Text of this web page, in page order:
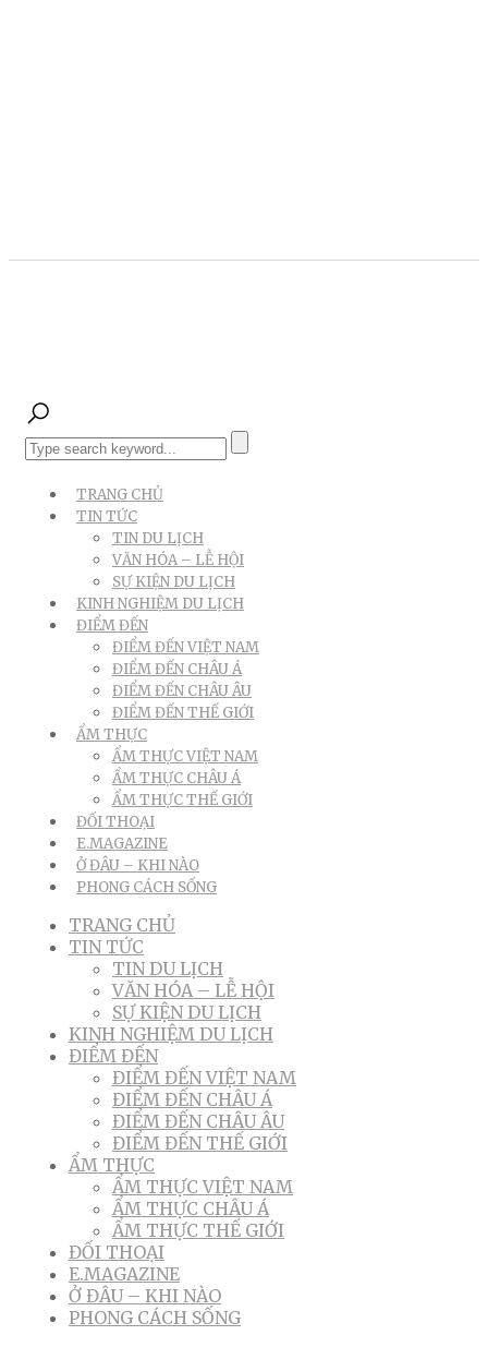
TRANG CHỦ
TIN TỨC
TIN DU LỊCH
VĂN HÓA – LỄ HỘI
SỰ KIỆN DU LỊCH
KINH NGHIỆM DU LỊCH
ĐIỂM ĐẾN
ĐIỂM ĐẾN VIỆT NAM
ĐIỂM ĐẾN CHÂU Á
ĐIỂM ĐẾN CHÂU ÂU
ĐIỂM ĐẾN THẾ GIỚI
ẨM THỰC
ẨM THỰC VIỆT NAM
ẨM THỰC CHÂU Á
ẨM THỰC THẾ GIỚI
ĐỐI THOẠI
E.MAGAZINE
Ở ĐÂU – KHI NÀO
PHONG CÁCH SỐNG
TRANG CHỦ
TIN TỨC
TIN DU LỊCH
VĂN HÓA – LỄ HỘI
SỰ KIỆN DU LỊCH
KINH NGHIỆM DU LỊCH
ĐIỂM ĐẾN
ĐIỂM ĐẾN VIỆT NAM
ĐIỂM ĐẾN CHÂU Á
ĐIỂM ĐẾN CHÂU ÂU
ĐIỂM ĐẾN THẾ GIỚI
ẨM THỰC
ẨM THỰC VIỆT NAM
ẨM THỰC CHÂU Á
ẨM THỰC THẾ GIỚI
ĐỐI THOẠI
E.MAGAZINE
Ở ĐÂU – KHI NÀO
PHONG CÁCH SỐNG